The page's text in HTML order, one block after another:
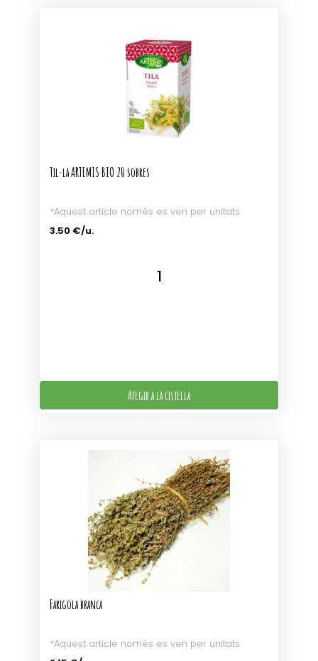
Til·la ARTEMIS BIO 20 sobres
*Aquest article només es ven per unitats
3.50 €/u.
Afegir a la cistella
Farigola branca
*Aquest article només es ven per unitats